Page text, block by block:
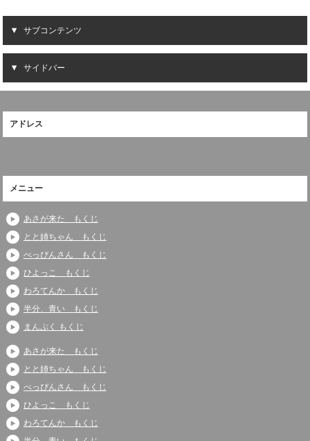
サブコンテンツ
サイドバー
アドレス
メニュー
あさが来た もくじ
とと姉ちゃん もくじ
べっぴんさん もくじ
ひよっこ もくじ
わろてんか もくじ
半分、青い もくじ
まんぷく もくじ
あさが来た もくじ
とと姉ちゃん もくじ
べっぴんさん もくじ
ひよっこ もくじ
わろてんか もくじ